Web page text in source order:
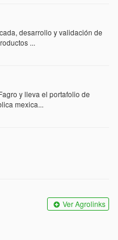
desarrollo y validación de
...
y lleva el portafolio de
mexica...
Ver Agrolinks